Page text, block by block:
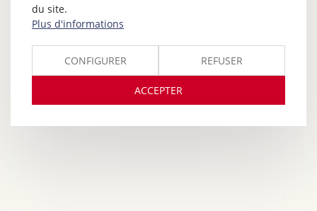
du site.
Plus d'informations
CONFIGURER REFUSER
ACCEPTER